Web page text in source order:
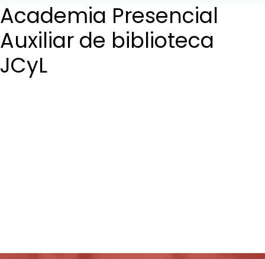
Preguntas Frecuentes
BuscaOpos 🔎
Aula virtual
Academia Presencial
Auxiliar de biblioteca
JCyL